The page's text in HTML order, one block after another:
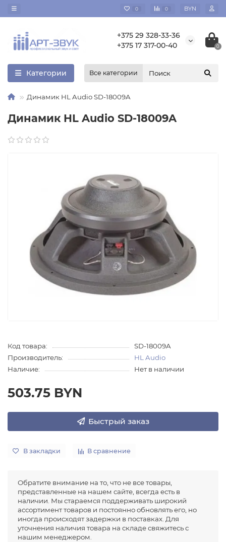
0 0 BYN
+375 29 328-33-36
+375 17 317-00-40
0
Категории Все категории
Динамик HL Audio SD-18009A
Динамик HL Audio SD-18009A
Код товара:
SD-18009A
Производитель:
HL Audio
Наличие:
Нет в наличии
503.75 BYN
Быстрый заказ
В закладки В сравнение
Обратите внимание на то, что не все товары,
представленные на нашем сайте, всегда есть в
наличии. Мы стараемся поддерживать широкий
ассортимент товаров и постоянно обновлять его, но
иногда происходят задержки в поставках. Для
уточнения наличия товара на складе свяжитесь с
нашим менеджером.